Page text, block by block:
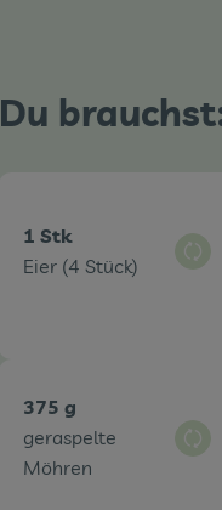
Du
1 Stk
Eier (4 Stück)
375 g
geraspelte
Möhren